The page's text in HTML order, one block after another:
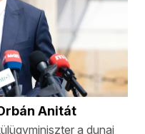
Anitát
a dunai